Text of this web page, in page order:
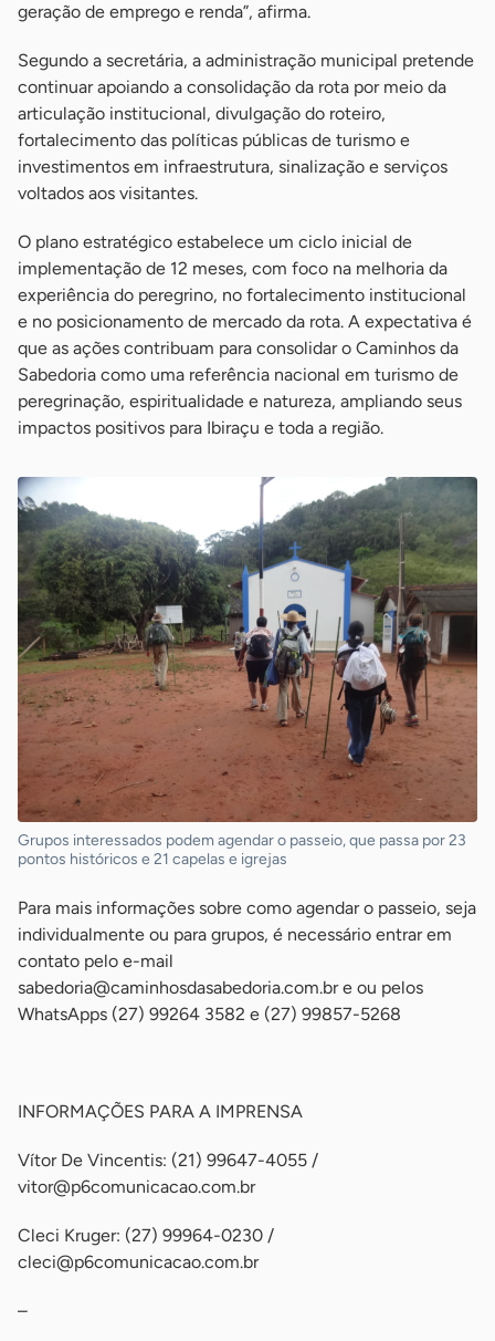
geração de emprego e renda”, afirma.
Segundo a secretária, a administração municipal pretende
continuar apoiando a consolidação da rota por meio da
articulação institucional, divulgação do roteiro,
fortalecimento das políticas públicas de turismo e
investimentos em infraestrutura, sinalização e serviços
voltados aos visitantes.
O plano estratégico estabelece um ciclo inicial de
implementação de 12 meses, com foco na melhoria da
experiência do peregrino, no fortalecimento institucional
e no posicionamento de mercado da rota. A expectativa é
que as ações contribuam para consolidar o Caminhos da
Sabedoria como uma referência nacional em turismo de
peregrinação, espiritualidade e natureza, ampliando seus
impactos positivos para Ibiraçu e toda a região.
Grupos interessados podem agendar o passeio, que passa por 23
pontos históricos e 21 capelas e igrejas
Para mais informações sobre como agendar o passeio, seja
individualmente ou para grupos, é necessário entrar em
contato pelo e-mail
sabedoria@caminhosdasabedoria.com.bre ou pelos
WhatsApps (27) 99264 3582 e (27) 99857-5268
INFORMAÇÕES PARA A IMPRENSA
Vítor De Vincentis: (21) 99647-4055 /
vitor@p6comunicacao.com.br
Cleci Kruger: (27) 99964-0230 /
cleci@p6comunicacao.com.br
–